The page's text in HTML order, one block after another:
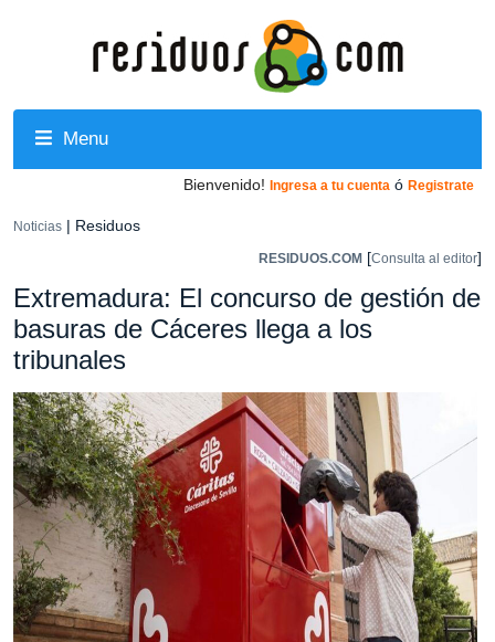
Menu
Bienvenido! Ingresa a tu cuenta ó Registrate
Noticias | Residuos
RESIDUOS.COM [Consulta al editor]
Extremadura: El concurso de gestión de
basuras de Cáceres llega a los
tribunales